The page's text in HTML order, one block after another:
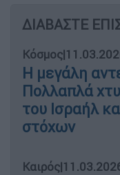
ΔΙΑΒΑΣΤΕ
Κόσμος|
Η μεγάλη
Πολλαπλά
του Ισραήλ
στόχων
Καιρός|